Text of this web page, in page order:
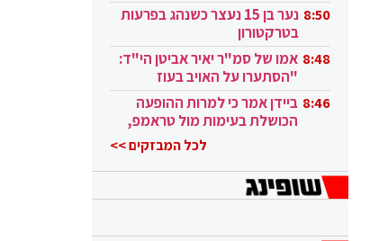
8:50
נער בן 15 נעצר כשנהג בפרעות
בטרקטורון
8:48 אמו של סמ"ר יאיר אביטן הי"ד:
"הסתערו על האויב בעוז
ובגבורה" 8:46 ביידן אמר כי למרות ההופעה
הכושלת בעימות מול טראמפ,
לכל המבזקים >>